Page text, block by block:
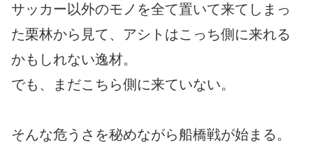
サッカー以外のモノを全て置いて来てしまっ
た栗林から見て、アシトはこっち側に来れる
かもしれない逸材。
でも、まだこちら側に来ていない。
そんな危うさを秘めながら船橋戦が始まる。